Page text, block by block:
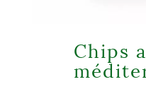
Chips